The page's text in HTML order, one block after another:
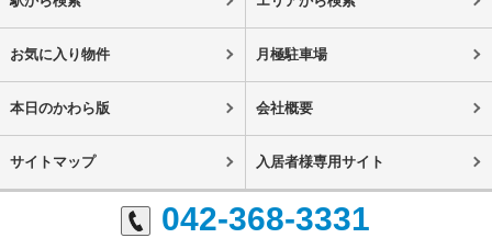
お気に入り物件 月極駐車場
本日のかわら版 会社概要
サイトマップ 入居者様専用サイト
042-368-3331